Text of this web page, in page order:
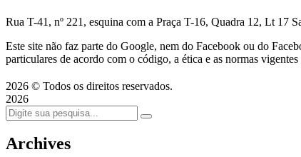
Rua T-41, nº 221, esquina com a Praça T-16, Quadra 12, Lt 17
Este site não faz parte do Google, nem do Facebook ou do
particulares de acordo com o código, a ética e as normas
2026 © Todos os direitos reservados.
2026
Archives